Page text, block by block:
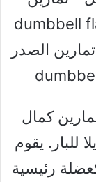
الصدر
كمال
للبار. يقوم
رئيسية